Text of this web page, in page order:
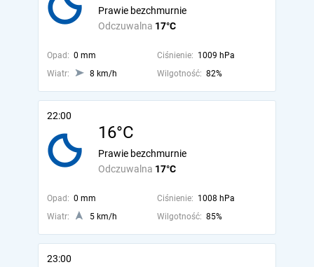
Odczuwalna 17°C
Prawie bezchmurnie
Opad: 0 mm Ciśnienie: 1009 hPa
Wiatr:
8 km/h Wilgotność: 82%
22:00
16°C
Odczuwalna 17°C
Prawie bezchmurnie
Opad: 0 mm Ciśnienie: 1008 hPa
Wiatr:
5 km/h Wilgotność: 85%
23:00